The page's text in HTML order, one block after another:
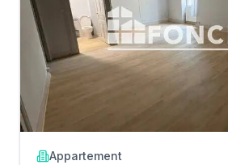
Appartement